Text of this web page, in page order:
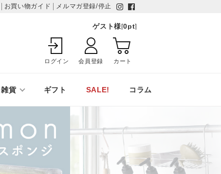
お買い物ガイド メルマガ登録/停止
ゲスト様[0pt]
ログイン 会員登録 カート
雑貨 ギフト SALE! コラム